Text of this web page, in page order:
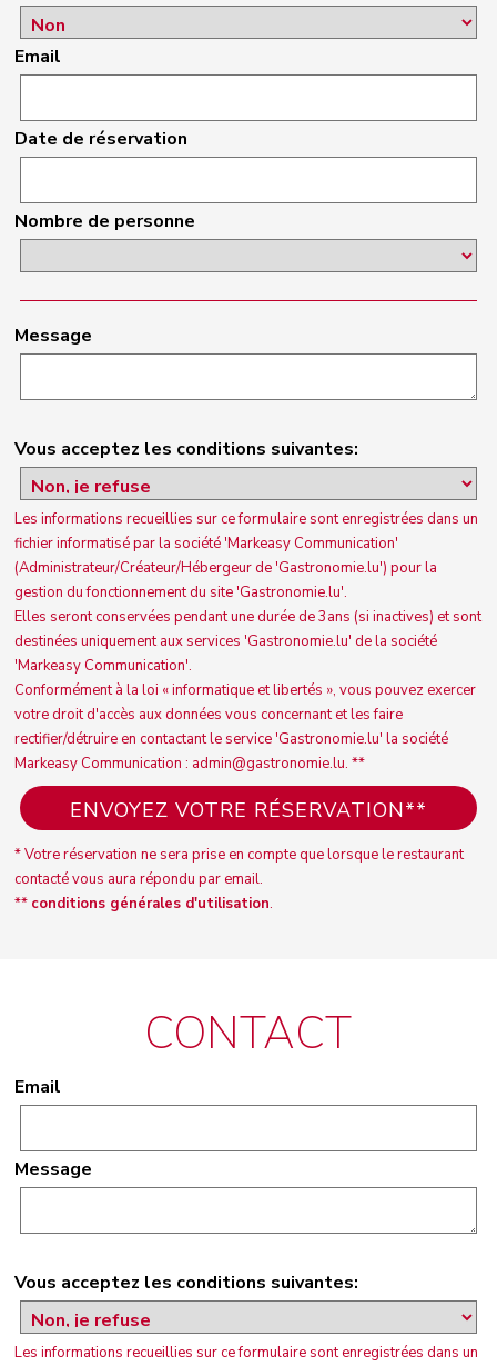
Email
Date de réservation
Nombre de personne
Message
Vous acceptez les conditions suivantes:
Les informations recueillies sur ce formulaire sont enregistrées dans un
fichier informatisé par la société 'Markeasy Communication'
(Administrateur/Créateur/Hébergeur de 'Gastronomie.lu') pour la
gestion du fonctionnement du site 'Gastronomie.lu'.
Elles seront conservées pendant une durée de 3ans (si inactives) et sont
destinées uniquement aux services 'Gastronomie.lu' de la société
'Markeasy Communication'.
Conformément à la loi « informatique et libertés », vous pouvez exercer
votre droit d'accès aux données vous concernant et les faire
rectifier/détruire en contactant le service 'Gastronomie.lu' la société
Markeasy Communication : admin@gastronomie.lu. **
* Votre réservation ne sera prise en compte que lorsque le restaurant
contacté vous aura répondu par email.
** conditions générales d'utilisation.
CONTACT
Email
Message
Vous acceptez les conditions suivantes:
Les informations recueillies sur ce formulaire sont enregistrées dans un